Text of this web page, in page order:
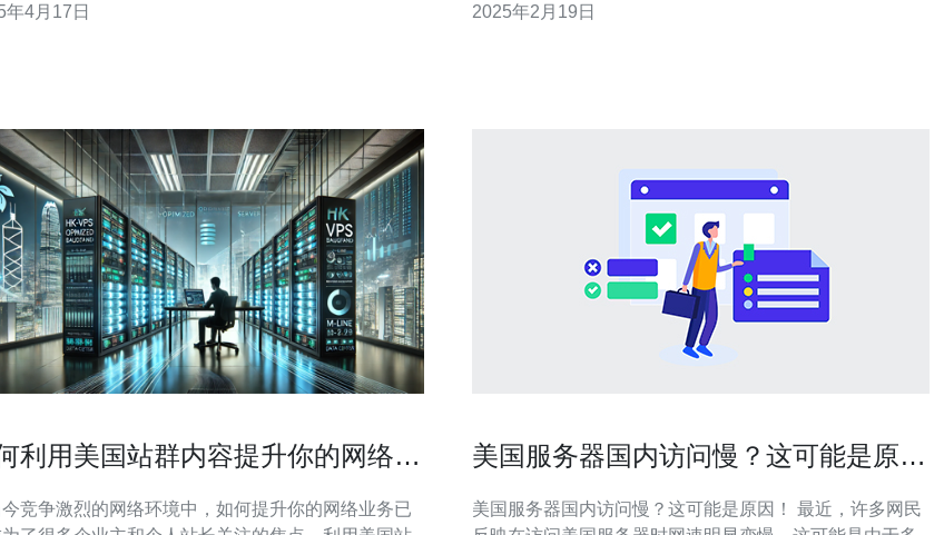
常配备有世界领先的物理安全设施。这些设施包括
年4月17日
以帮助网站主快速提升网站的SEO效果。 美国T2站群服务
2025年2月19日
利用美国站群内容提升你的网络业
竞争激烈的网络环境中，如何提升你的网络业务已
美国服务器国内访问慢？这可能是原
美国服务器国内访问慢？这可能是原因！ 最近，许多网民